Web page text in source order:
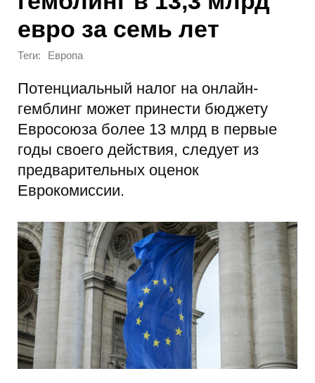
евро за семь лет
Теги: Европа
Потенциальный налог на онлайн-
гемблинг может принести бюджету
Евросоюза более 13 млрд в первые
годы своего действия, следует из
предварительных оценок
Еврокомиссии.